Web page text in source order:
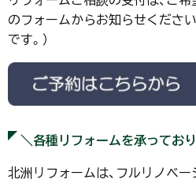
のフォームからお知らせくださ
です。）
＼各種リフォームを承ってお
北洲リフォームは、フルリノベ